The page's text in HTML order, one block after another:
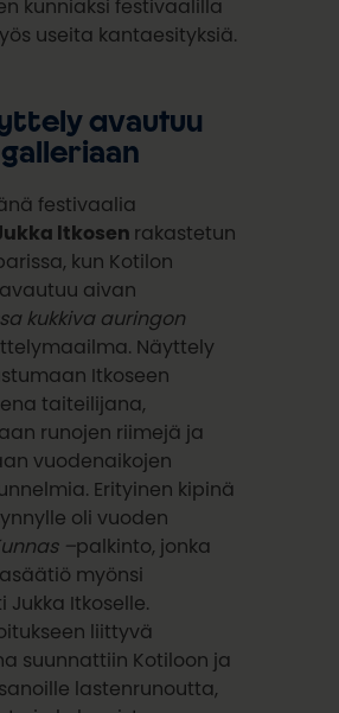
kunniaksi festivaalilla
useita kantaesityksiä.
avautuu
festivaalia
Itkosen rakastetun
kun Kotilon
aivan
kukkiva auringon
Näyttely
Itkoseen
taiteilijana,
runojen riimejä ja
vuodenaikojen
Erityinen kipinä
oli vuoden
–palkinto, jonka
myönsi
Jukka Itkoselle.
liittyvä
suunnattiin Kotiloon ja
lastenrunoutta,